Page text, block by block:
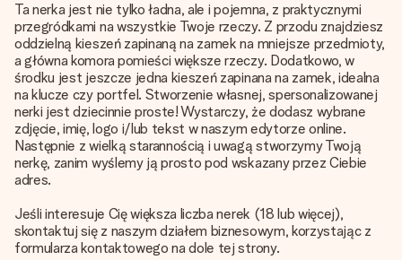
Ta nerka jest nie tylko ładna, ale i pojemna, z praktycznymi
przegródkami na wszystkie Twoje rzeczy. Z przodu znajdziesz
oddzielną kieszeń zapinaną na zamek na mniejsze przedmioty,
a główna komora pomieści większe rzeczy. Dodatkowo, w
środku jest jeszcze jedna kieszeń zapinana na zamek, idealna
na klucze czy portfel. Stworzenie własnej, spersonalizowanej
nerki jest dziecinnie proste! Wystarczy, że dodasz wybrane
zdjęcie, imię, logo i/lub tekst w naszym edytorze online.
Następnie z wielką starannością i uwagą stworzymy Twoją
nerkę, zanim wyślemy ją prosto pod wskazany przez Ciebie
adres.
Jeśli interesuje Cię większa liczba nerek (18 lub więcej),
skontaktuj się z naszym działem biznesowym, korzystając z
formularza kontaktowego na dole tej strony.